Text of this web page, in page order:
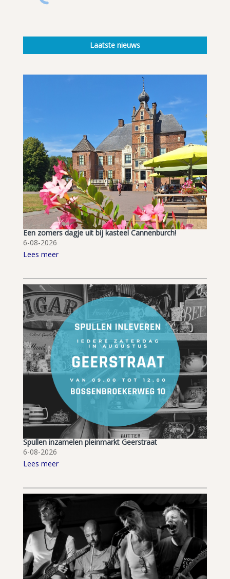
Laatste nieuws
Een zomers dagje uit bij kasteel Cannenburch!
6-08-2026
Lees meer
Spullen inzamelen pleinmarkt Geerstraat
6-08-2026
Lees meer